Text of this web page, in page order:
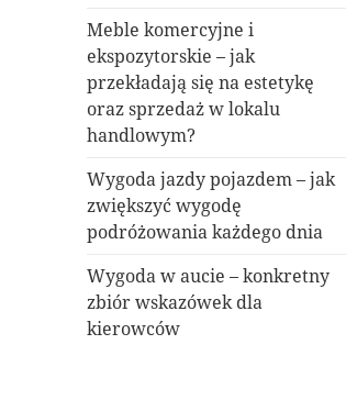
Meble komercyjne i
ekspozytorskie – jak
przekładają się na estetykę
oraz sprzedaż w lokalu
handlowym?
Wygoda jazdy pojazdem – jak
zwiększyć wygodę
podróżowania każdego dnia
Wygoda w aucie – konkretny
zbiór wskazówek dla
kierowców